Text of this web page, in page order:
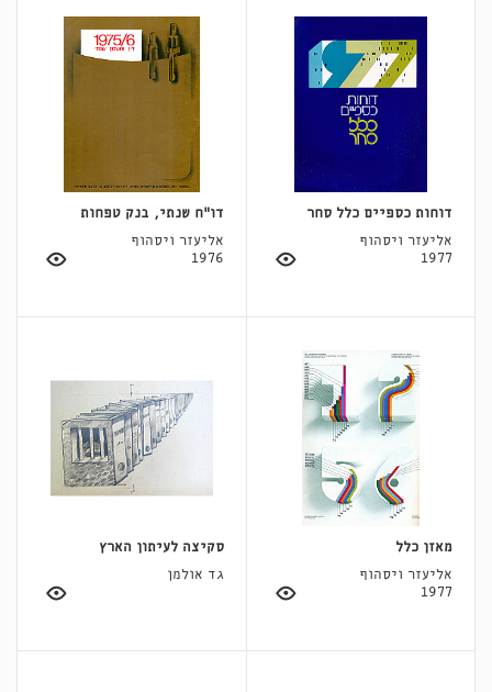
דוחות כספיים כלל סחר
אליעזר ויסהוף
1977
דו"ח שנתי, בנק טפחות
אליעזר ויסהוף
1976
מאזן כלל
אליעזר ויסהוף
1977
סקיצה לעיתון הארץ
גד אולמן